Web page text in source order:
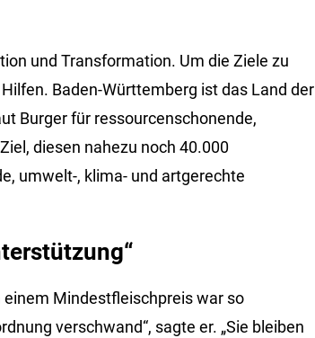
und Transformation. Um die Ziele zu
Baden-Württemberg ist das Land der
Burger für ressourcenschonende,
diesen nahezu noch 40.000
umwelt-, klima- und artgerechte
einem Mindestfleischpreis war so
verschwand“, sagte er. „Sie bleiben